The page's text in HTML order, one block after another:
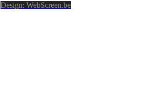
Design: WebScreen.be